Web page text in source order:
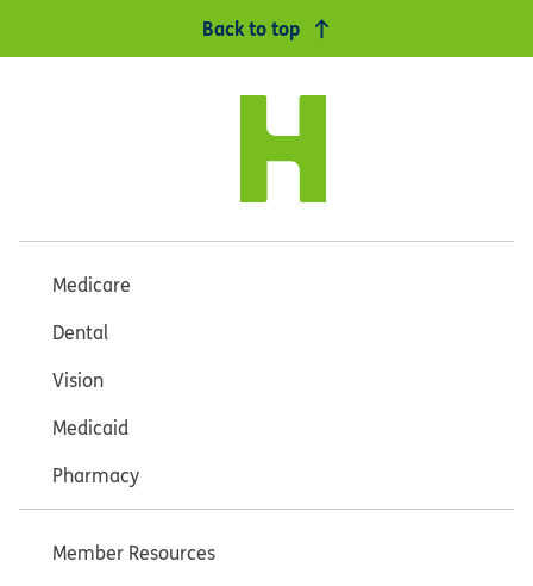
Back to top
Medicare
Dental
Vision
Medicaid
Pharmacy
Member Resources